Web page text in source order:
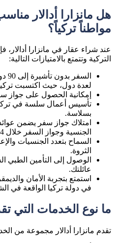
هل مانزارا أدالار
مواطناً تركياً؟
عند شراء عقار في مانزارا أدالار،
التركية وتتمتع بالامتيازات التالية:
لعدة دول، حيث اكتسبت
إمكانية الحصول على جواز
تأسيس أعمال سلسة في
بسلاسة.
امتلاك جواز سفر يضمن
الجنسية وجواز السفر خلال 4 أشهر فقط.
السماح بتعدد الجنسيات
الثروة.
الوصول إلى التأمين الطبي
عائلتك.
استمتع بتجربة الأمان
في دولة تركيا الواقعة في
ما نوع الخدمات التي
تقدم مانزارا أدالار مجموعة من